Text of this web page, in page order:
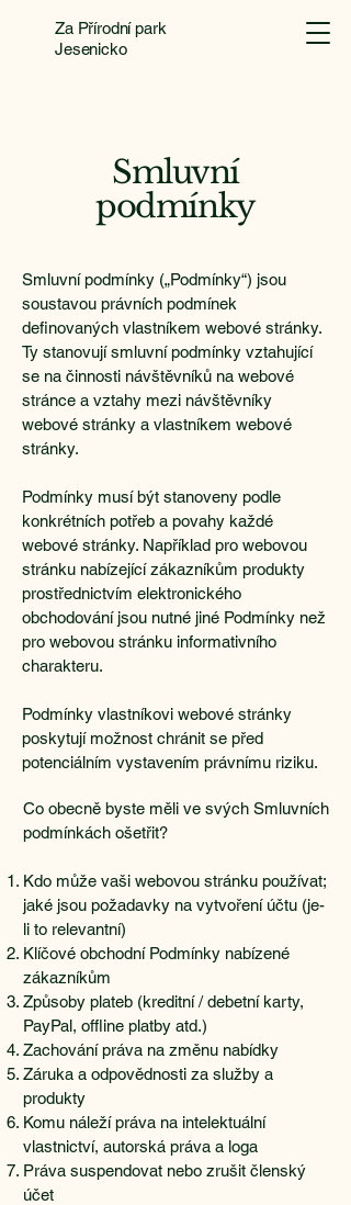
Za Přírodní park
Jesenicko
Smluvní
podmínky
Smluvní podmínky („Podmínky“) jsou
soustavou právních podmínek
definovaných vlastníkem webové stránky.
Ty stanovují smluvní podmínky vztahující
se na činnosti návštěvníků na webové
stránce a vztahy mezi návštěvníky
webové stránky a vlastníkem webové
stránky.
Podmínky musí být stanoveny podle
konkrétních potřeb a povahy každé
webové stránky. Například pro webovou
stránku nabízející zákazníkům produkty
prostřednictvím elektronického
obchodování jsou nutné jiné Podmínky než
pro webovou stránku informativního
charakteru.
Podmínky vlastníkovi webové stránky
poskytují možnost chránit se před
potenciálním vystavením právnímu riziku.
Co obecně byste měli ve svých Smluvních
podmínkách ošetřit?
Kdo může vaši webovou stránku používat;
jaké jsou požadavky na vytvoření účtu (je-
li to relevantní)
Klíčové obchodní Podmínky nabízené
zákazníkům
Způsoby plateb (kreditní / debetní karty,
PayPal, offline platby atd.)
Zachování práva na změnu nabídky
Záruka a odpovědnosti za služby a
produkty
Komu náleží práva na intelektuální
vlastnictví, autorská práva a loga
Práva suspendovat nebo zrušit členský
účet